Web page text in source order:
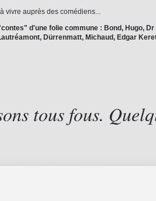
vivre auprès des comédiens...
d'une folie commune : Bond, Hugo,
Dürrenmatt, Michaud, Edgar
tous fous.